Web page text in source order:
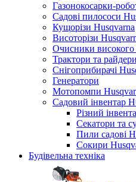
Газонокосарки-
Садові пилососи
Кущорізи Husqvarna
Висоторізи
Очисники високого
Трактори та
Снігоприбирачі
Генератори
Мотопомпи
Садовий інвентар
Різний
Секатори та
Пили садові
Сокири
Будівельна техніка